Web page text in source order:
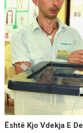
Është Kjo Vdekja E